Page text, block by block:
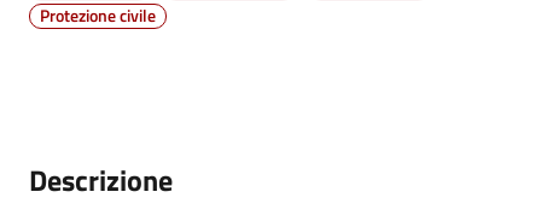
gli
argomenti...
Protezione civile
Descrizione